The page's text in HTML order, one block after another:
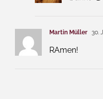
Martin Müller 30.
RAmen!